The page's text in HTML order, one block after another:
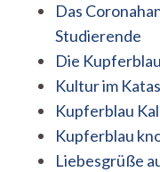
Das
Studierende
Die
Kultur im
Kupferblau
Kupferblau
Liebesgrüße